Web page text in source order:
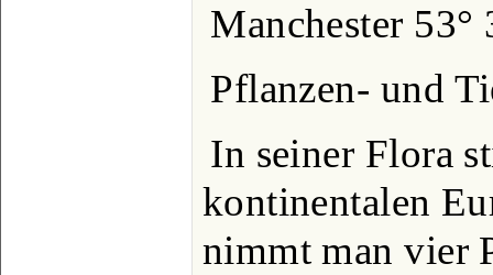
Manchester
Pflanzen- und
In seiner Flora
kontinentalen
nimmt man vier